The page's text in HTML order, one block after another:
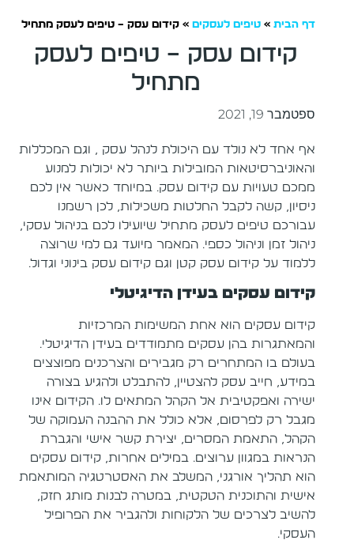
דף הבית»טיפים לעסקים»קידום עסק – טיפים לעסק מתחיל
קידום עסק – טיפים לעסק
מתחיל
ספטמבר 19, 2021
אף אחד לא נולד עם היכולת לנהל עסק , וגם המכללות
והאוניברסיטאות המובילות ביותר לא יכולות למנוע
ממכם טעויות עם קידום עסק. במיוחד כאשר אין לכם
ניסיון, קשה לקבל החלטות משכילות, לכן רשמנו
עבורכם טיפים לעסק מתחיל שיועילו לכם בניהול עסקי,
ניהול זמן וניהול כספי. המאמר מיועד גם למי שרוצה
ללמוד על קידום עסק קטן וגם קידום עסק בינוני וגדול.
קידום עסקים בעידן הדיגיטלי
קידום עסקים הוא אחת המשימות המרכזיות
והמאתגרות בהן עסקים מתמודדים בעידן הדיגיטלי.
בעולם בו המתחרים רק מגבירים והצרכנים מפוצצים
במידע, חייב עסק להצטיין, להתבלט ולהגיע בצורה
ישירה ואפקטיבית אל הקהל המתאים לו. הקידום אינו
מגבל רק לפרסום, אלא כולל את ההבנה העמוקה של
הקהל, התאמת המסרים, יצירת קשר אישי והגברת
הנראות במגוון ערוצים. במילים אחרות, קידום עסקים
הוא תהליך אורגני, המשלב את האסטרטגיה המותאמת
אישית והתוכנית הטקטית, במטרה לבנות מותג חזק,
להשיב לצרכים של הלקוחות ולהגביר את הפרופיל
העסקי.